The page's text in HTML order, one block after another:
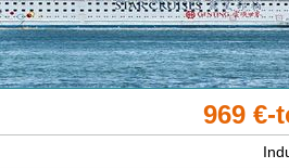
969 €-